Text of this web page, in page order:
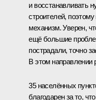
и восстанавливать
строителей,
механизм. Уверен,
ещё большие
пострадали, точно
В этом направлении
35 населённых
благодарен за то,